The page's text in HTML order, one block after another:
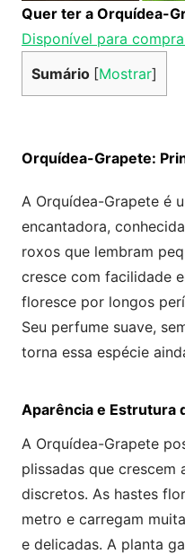
Quer ter a Orquídea-
Disponível para
Sumário [Mostrar]
Orquídea-Grapete:
A Orquídea-Grapete é
encantadora,
roxos que lembram
cresce com facilidade
floresce por longos
Seu perfume suave,
torna essa espécie
Aparência e Estrutura
A Orquídea-Grapete
plissadas que
discretos. As hastes
metro e carregam
e delicadas. A planta